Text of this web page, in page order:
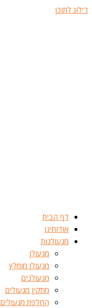
דילוג לתוכן
דף הבית
אודותינו
מנעולנות
מנעולן
מנעולן מומלץ
מנעולנים
מתקין מנעולים
החלפת מנעולים